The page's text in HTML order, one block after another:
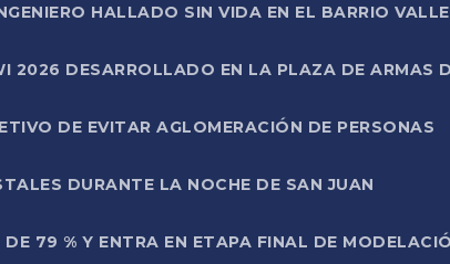
HALLADO SIN VIDA EN EL BARRIO
2026 DESARROLLADO EN LA PLAZA DE ARMAS
DE EVITAR AGLOMERACIÓN DE PERSONAS
DURANTE LA NOCHE DE SAN JUAN
79 % Y ENTRA EN ETAPA FINAL DE